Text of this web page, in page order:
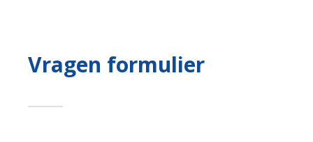
Vragen formulier